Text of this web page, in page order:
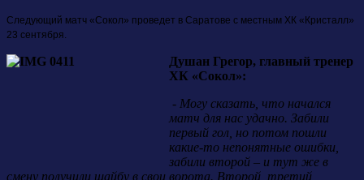
Следующий матч «Сокол» проведет в Саратове с местным ХК «Кристалл»
23 сентября.
Душан Грегор, главный тренер
ХК «Сокол»:
- Могу сказать, что начался
матч для нас удачно. Забили
первый гол, но потом пошли
какие-то непонятные ошибки,
забили второй – и тут же в
смену получили шайбу в свои ворота. Второй, третий,